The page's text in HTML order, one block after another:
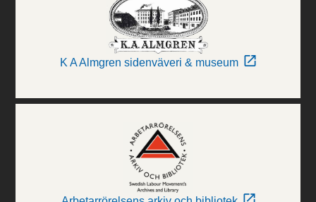
K A Almgren sidenväveri & museum